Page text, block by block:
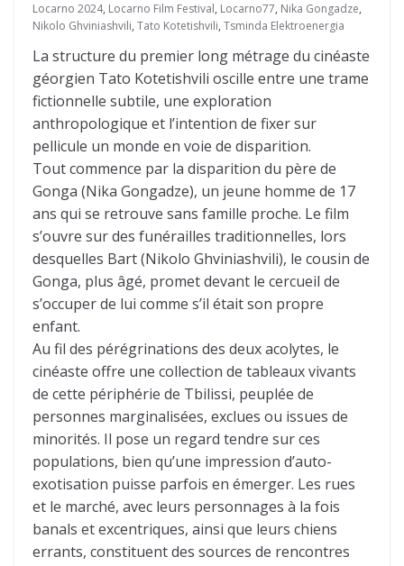
Locarno 2024, Locarno Film Festival, Locarno77, Nika Gongadze,
Nikolo Ghviniashvili, Tato Kotetishvili, Tsminda Elektroenergia
La structure du premier long métrage du cinéaste
géorgien Tato Kotetishvili oscille entre une trame
fictionnelle subtile, une exploration
anthropologique et l’intention de fixer sur
pellicule un monde en voie de disparition.
Tout commence par la disparition du père de
Gonga (Nika Gongadze), un jeune homme de 17
ans qui se retrouve sans famille proche. Le film
s’ouvre sur des funérailles traditionnelles, lors
desquelles Bart (Nikolo Ghviniashvili), le cousin de
Gonga, plus âgé, promet devant le cercueil de
s’occuper de lui comme s’il était son propre
enfant.
Au fil des pérégrinations des deux acolytes, le
cinéaste offre une collection de tableaux vivants
de cette périphérie de Tbilissi, peuplée de
personnes marginalisées, exclues ou issues de
minorités. Il pose un regard tendre sur ces
populations, bien qu’une impression d’auto-
exotisation puisse parfois en émerger. Les rues
et le marché, avec leurs personnages à la fois
banals et excentriques, ainsi que leurs chiens
errants, constituent des sources de rencontres